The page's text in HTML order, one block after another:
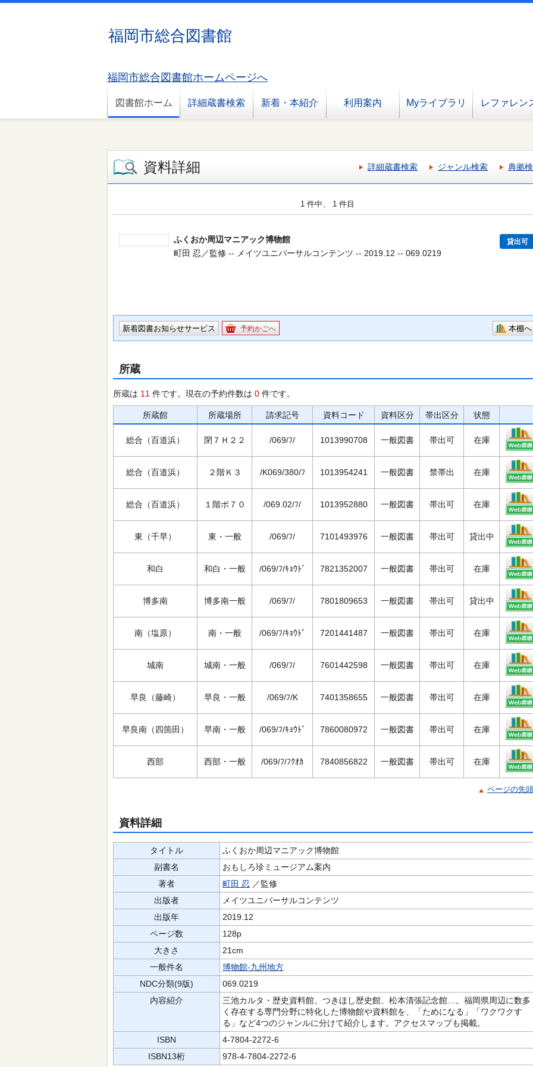
福岡市総合図書館
福岡市総合図書館ホームページへ
図書館ホーム 詳細蔵書検索 新着・本紹介 利用案内 Myライブラリ レファレン
資料詳細 詳細蔵書検索 ジャンル検索 典拠
1 件中、 1 件目
ふくおか周辺マニアック博物館 貸出可
町田 忍／監修 -- メイツユニバーサルコンテンツ -- 2019.12 -- 069.0219
新着図書お知らせサービス 予約かごへ 本棚へ
所蔵
所蔵は 11 件です。現在の予約件数は 0 件です。
所蔵館 所蔵場所 請求記号 資料コード 資料区分 帯出区分 状態
総合（百道浜） 閉７Ｈ２２ /069/ﾌ/ 1013990708 一般図書 帯出可 在庫
総合（百道浜） ２階Ｋ３ /K069/380/ﾌ 1013954241 一般図書 禁帯出 在庫
総合（百道浜） １階ポ７０ /069.02/ﾌ/ 1013952880 一般図書 帯出可 在庫
東（千早） 東・一般 /069/ﾌ/ 7101493976 一般図書 帯出可 貸出中
和白 和白・一般 /069/ﾌ/ｷｮｳﾄﾞ 7821352007 一般図書 帯出可 在庫
博多南 博多南一般 /069/ﾌ/ 7801809653 一般図書 帯出可 貸出中
南（塩原） 南・一般 /069/ﾌ/ｷｮｳﾄﾞ 7201441487 一般図書 帯出可 在庫
城南 城南・一般 /069/ﾌ/ 7601442598 一般図書 帯出可 在庫
早良（藤崎） 早良・一般 /069/ﾌ/K 7401358655 一般図書 帯出可 在庫
早良南（四箇田） 早南・一般 /069/ﾌ/ｷｮｳﾄﾞ 7860080972 一般図書 帯出可 在庫
西部 西部・一般 /069/ﾌ/ﾌｸｵｶ 7840856822 一般図書 帯出可 在庫
ページの先
資料詳細
タイトル
ふくおか周辺マニアック博物館
副書名
おもしろ珍ミュージアム案内
著者
町田 忍 ／監修
出版者
メイツユニバーサルコンテンツ
出版年
2019.12
ページ数
128p
大きさ
21cm
一般件名
博物館-九州地方
NDC分類(9版)
069.0219
内容紹介
三池カルタ・歴史資料館、つきほし歴史館、松本清張記念館…。福岡県周辺に数多
く存在する専門分野に特化した博物館や資料館を、「ためになる」「ワクワクす
る」など4つのジャンルに分けて紹介します。アクセスマップも掲載。
ISBN
4-7804-2272-6
ISBN13桁
978-4-7804-2272-6